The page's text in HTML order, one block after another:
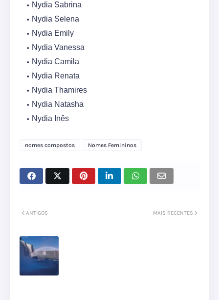
Nydia Sabrina
Nydia Selena
Nydia Emily
Nydia Vanessa
Nydia Camila
Nydia Renata
Nydia Thamires
Nydia Natasha
Nydia Inês
nomes compostos Nomes Femininos
MAIS RECENTES
ANTIGOS